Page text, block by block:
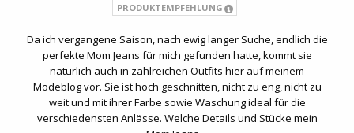
PRODUKTEMPFEHLUNG
Da ich vergangene Saison, nach ewig langer Suche, endlich die
perfekte Mom Jeans für mich gefunden hatte, kommt sie
natürlich auch in zahlreichen Outfits hier auf meinem
Modeblog vor. Sie ist hoch geschnitten, nicht zu eng, nicht zu
weit und mit ihrer Farbe sowie Waschung ideal für die
verschiedensten Anlässe. Welche Details und Stücke mein